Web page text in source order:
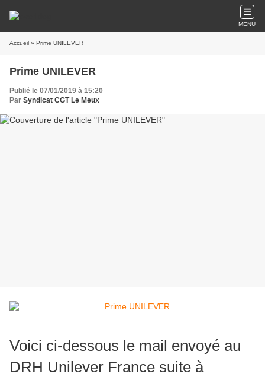
MENU
Accueil » Prime UNILEVER
Prime UNILEVER
Publié le 07/01/2019 à 15:20
Par Syndicat CGT Le Meux
Voici ci-dessous le mail envoyé au
DRH Unilever France suite à